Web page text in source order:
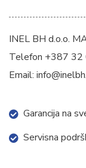
INEL BH d.o.o.
Telefon +387
Email:
Garancija na
Servisna